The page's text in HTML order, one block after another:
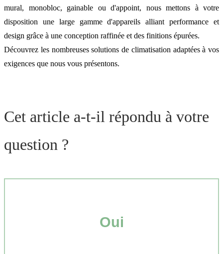
mural, monobloc, gainable ou d'appoint, nous mettons à votre
disposition une large gamme d'appareils alliant performance et
design grâce à une conception raffinée et des finitions épurées.
Découvrez les nombreuses solutions de climatisation adaptées à vos
exigences que nous vous présentons.
Cet article a-t-il répondu à votre
question ?
Oui